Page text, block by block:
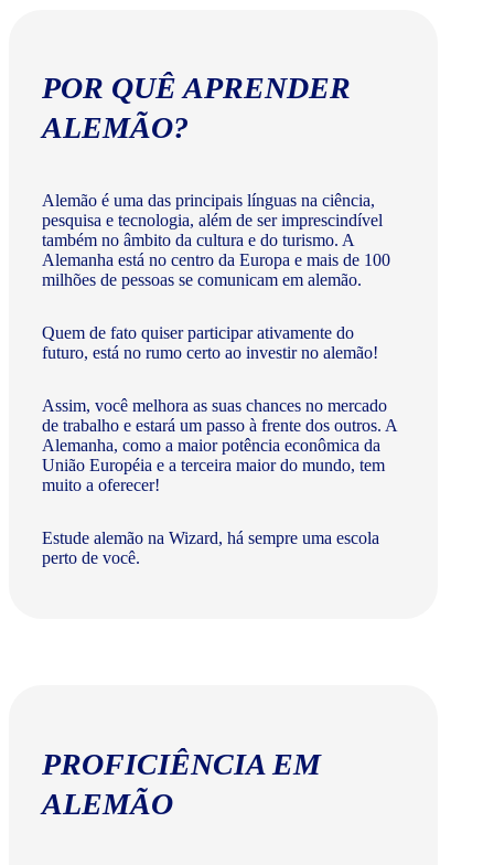
POR QUÊ APRENDER
ALEMÃO?
Alemão é uma das principais línguas na ciência,
pesquisa e tecnologia, além de ser imprescindível
também no âmbito da cultura e do turismo. A
Alemanha está no centro da Europa e mais de 100
milhões de pessoas se comunicam em alemão.
Quem de fato quiser participar ativamente do
futuro, está no rumo certo ao investir no alemão!
Assim, você melhora as suas chances no mercado
de trabalho e estará um passo à frente dos outros. A
Alemanha, como a maior potência econômica da
União Européia e a terceira maior do mundo, tem
muito a oferecer!​
Estude alemão na Wizard, há sempre uma escola
perto de você.
PROFICIÊNCIA EM
ALEMÃO